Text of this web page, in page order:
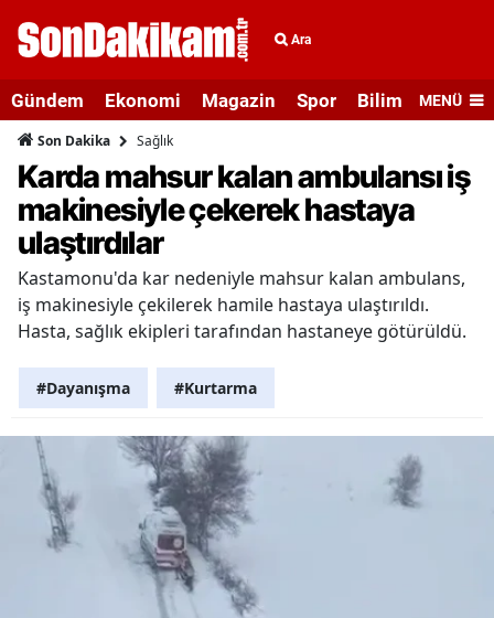
Ara
Gündem Ekonomi Magazin Spor Bilim veMENÜ
Son Dakika Sağlık
Karda mahsur kalan ambulansı iş
makinesiyle çekerek hastaya
ulaştırdılar
Kastamonu'da kar nedeniyle mahsur kalan ambulans,
iş makinesiyle çekilerek hamile hastaya ulaştırıldı.
Hasta, sağlık ekipleri tarafından hastaneye götürüldü.
#Dayanışma #Kurtarma